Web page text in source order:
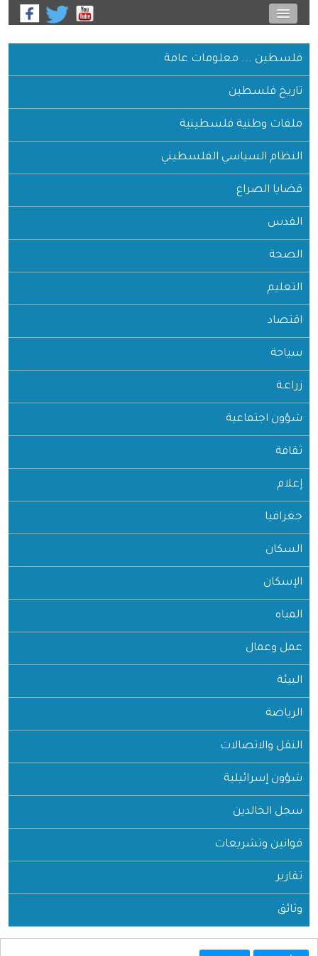
فلسطين ... معلومات عامة
تاريخ فلسطين
ملفات وطنية فلسطينية
النظام السياسي الفلسطيني
قضايا الصراع
القدس
الصحة
التعليم
اقتصاد
سياحة
زراعـة
شؤون اجتماعية
ثقافة
إعلام
جغرافيا
السكان
الإسكان
المياه
عمل وعمال
البيئة
الرياضة
النقل والاتصالات
شؤون إسرائيلية
سجل الخالدين
قوانين وتشريعات
تقارير
وثائق